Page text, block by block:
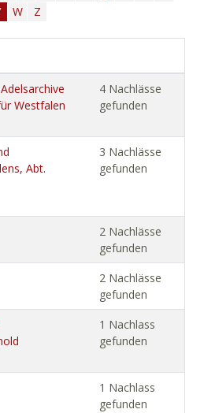
W Z
Westfalen
4 Nachlässe
gefunden
Abt.
3 Nachlässe
gefunden
2 Nachlässe
gefunden
2 Nachlässe
gefunden
1 Nachlass
gefunden
1 Nachlass
gefunden